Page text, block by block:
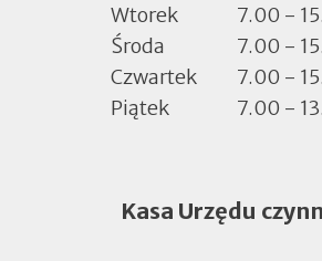
Wtorek
7.00 -
Środa
7.00 -
Czwartek
7.00 -
Piątek
7.00 -
Kasa Urzędu